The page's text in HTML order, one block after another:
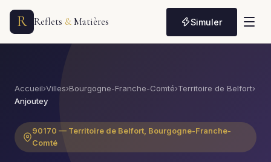
R Reflets &Matières Simuler
Accueil›Villes›Bourgogne-Franche-Comté›Territoire de Belfort›
Anjoutey
90170 — Territoire de Belfort, Bourgogne-Franche-
Comté